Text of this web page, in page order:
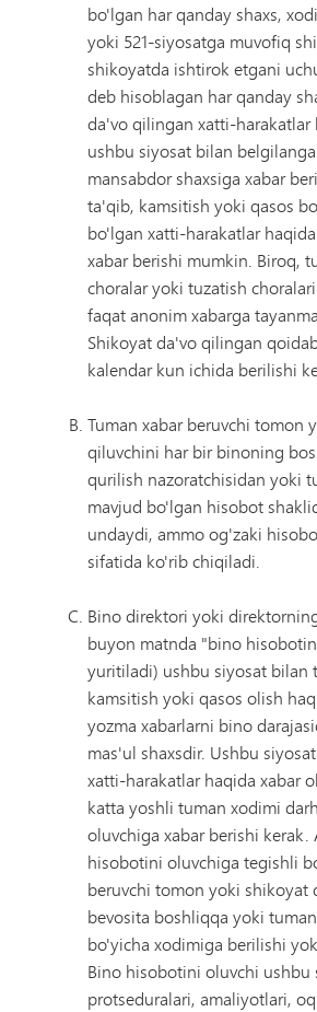
bo'lgan har qanday shaxs,
yoki 521-siyosatga muvofiq
shikoyatda ishtirok etgani
deb hisoblagan har qanday
da'vo qilingan xatti-harakatlar
ushbu siyosat bilan
mansabdor shaxsiga xabar
ta'qib, kamsitish yoki qasos
bo'lgan xatti-harakatlar
xabar berishi mumkin. Biroq,
choralar yoki tuzatish
faqat anonim xabarga
Shikoyat da'vo qilingan
kalendar kun ichida berilishi
Tuman xabar beruvchi tomon
qiluvchini har bir binoning
qurilish nazoratchisidan yoki
mavjud bo'lgan hisobot
undaydi, ammo og'zaki
sifatida ko'rib chiqiladi.
Bino direktori yoki
buyon matnda "bino
yuritiladi) ushbu siyosat bilan
kamsitish yoki qasos olish
yozma xabarlarni bino
mas'ul shaxsdir. Ushbu
xatti-harakatlar haqida xabar
katta yoshli tuman xodimi
oluvchiga xabar berishi
hisobotini oluvchiga tegishli
beruvchi tomon yoki shikoyat
bevosita boshliqqa yoki
bo'yicha xodimiga berilishi
Bino hisobotini oluvchi ushbu
protseduralari, amaliyotlari,